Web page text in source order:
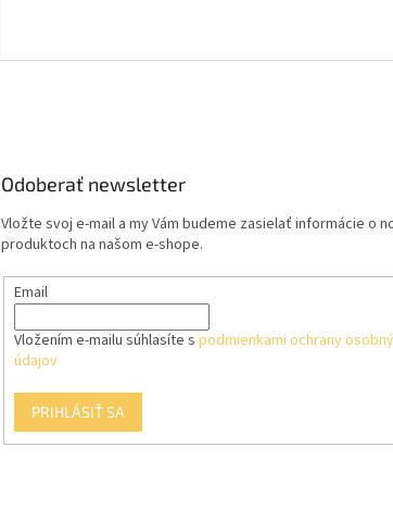
Odoberať newsletter
Vložte svoj e-mail a my Vám budeme zasielať informácie o
produktoch na našom e-shope.
Email
Vložením e-mailu súhlasíte s podmienkami ochrany
údajov
PRIHLÁSIŤ SA